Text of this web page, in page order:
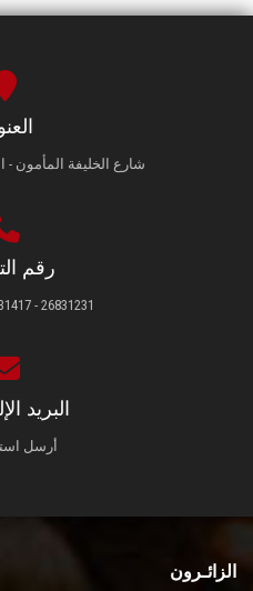
شارع الخليفة المأمون -
رقم
26831231 - 26831417 - 26831474
البريد
أرسل
الزائـرون